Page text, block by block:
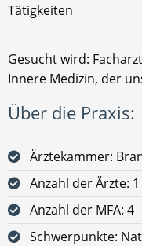
Tätigkeiten
Gesucht wird:
Innere Medizin, der
Über die Praxis:
Ärztekammer:
Anzahl der Ärzte: 1
Anzahl der MFA: 4
Schwerpunkte: